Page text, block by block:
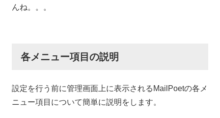
んね。。。
各メニュー項目の説明
設定を行う前に管理画面上に表示されるMailPoetの各メ
ニュー項目について簡単に説明をします。